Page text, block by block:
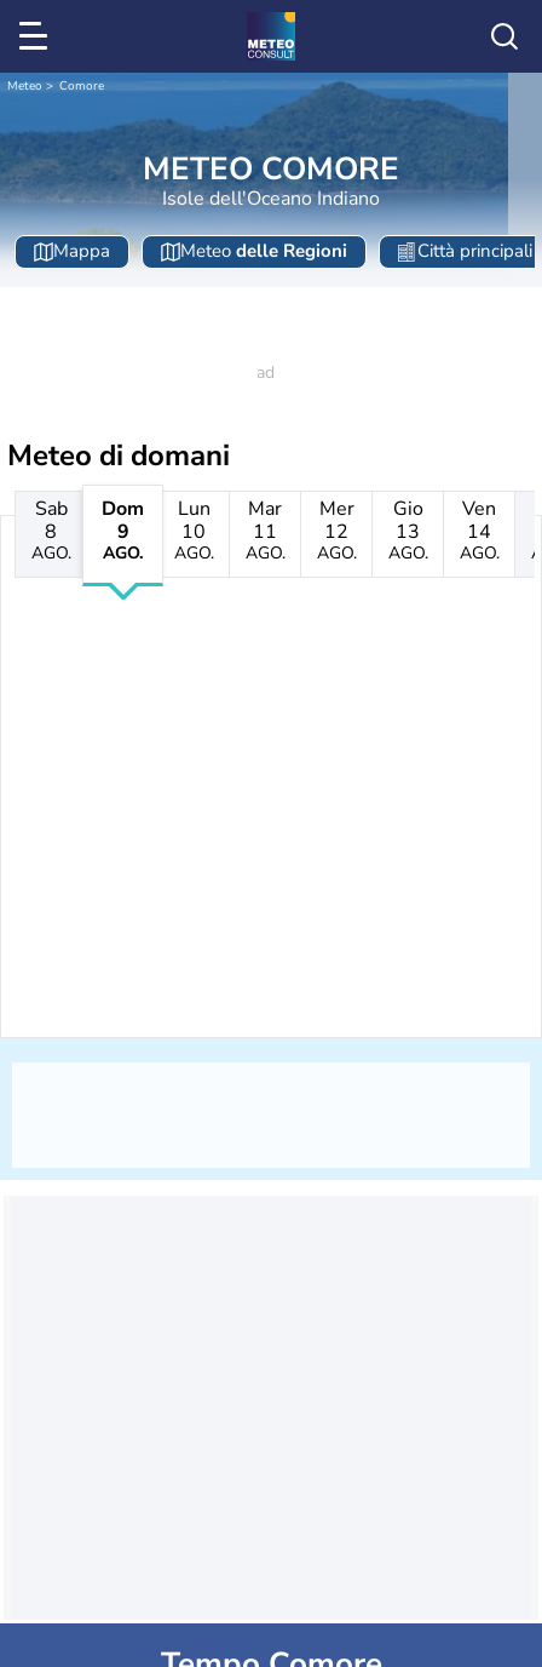
Meteo Comore
METEO COMORE
Isole dell'Oceano Indiano
Mappa Meteo delle Regioni Città principali
Meteo di domani
Sab
8
AGO.
Dom
9
AGO.
Lun
10
AGO.
Mar
11
AGO.
Mer
12
AGO.
Gio
13
AGO.
Ven
14
AGO.